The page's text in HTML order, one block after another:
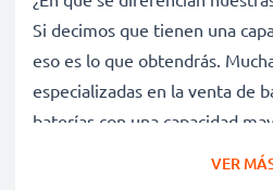
Si decimos que tienen una
eso es lo que obtendrás.
especializadas en la venta de
baterías con una capacidad
tienen. Esta batería tiene una
VER